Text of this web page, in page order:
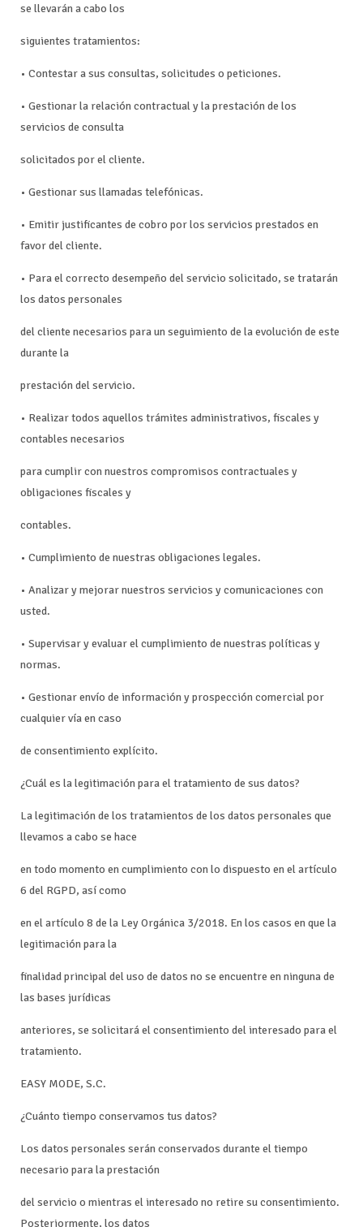
se llevarán a cabo los
siguientes tratamientos:
• Contestar a sus consultas, solicitudes o peticiones.
• Gestionar la relación contractual y la prestación de los
servicios de consulta
solicitados por el cliente.
• Gestionar sus llamadas telefónicas.
• Emitir justificantes de cobro por los servicios prestados en
favor del cliente.
• Para el correcto desempeño del servicio solicitado, se tratarán
los datos personales
del cliente necesarios para un seguimiento de la evolución de este
durante la
prestación del servicio.
• Realizar todos aquellos trámites administrativos, fiscales y
contables necesarios
para cumplir con nuestros compromisos contractuales y
obligaciones fiscales y
contables.
• Cumplimiento de nuestras obligaciones legales.
• Analizar y mejorar nuestros servicios y comunicaciones con
usted.
• Supervisar y evaluar el cumplimiento de nuestras políticas y
normas.
• Gestionar envío de información y prospección comercial por
cualquier vía en caso
de consentimiento explícito.
¿Cuál es la legitimación para el tratamiento de sus datos?
La legitimación de los tratamientos de los datos personales que
llevamos a cabo se hace
en todo momento en cumplimiento con lo dispuesto en el artículo
6 del RGPD, así como
en el artículo 8 de la Ley Orgánica 3/2018. En los casos en que la
legitimación para la
finalidad principal del uso de datos no se encuentre en ninguna de
las bases jurídicas
anteriores, se solicitará el consentimiento del interesado para el
tratamiento.
EASY MODE, S.C.
¿Cuánto tiempo conservamos tus datos?
Los datos personales serán conservados durante el tiempo
necesario para la prestación
del servicio o mientras el interesado no retire su consentimiento.
Posteriormente, los datos